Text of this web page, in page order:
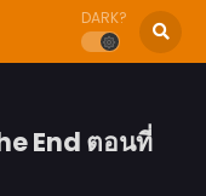
DARK?
End ตอนที่